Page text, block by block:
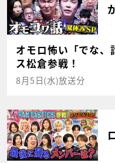
オモロ怖い「でな、
ス松倉参戦！
8月5日(水)放送分